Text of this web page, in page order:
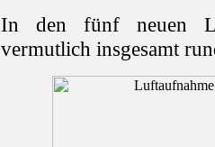
In den fünf neuen
vermutlich insgesamt